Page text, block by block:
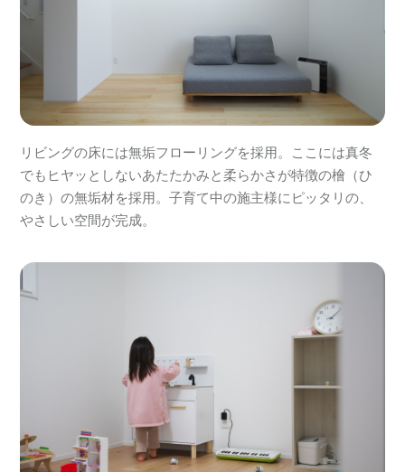
リビングの床には無垢フローリングを採用。ここには真冬
でもヒヤッとしないあたたかみと柔らかさが特徴の檜（ひ
のき）の無垢材を採用。子育て中の施主様にピッタリの、
やさしい空間が完成。